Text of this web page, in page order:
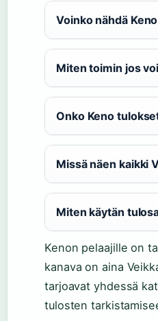
Voinko nähdä
Miten toimin jos
Onko Keno
Missä näen kaikki
Miten käytän
Kenon pelaajille on
kanava on aina
tarjoavat yhdessä
tulosten